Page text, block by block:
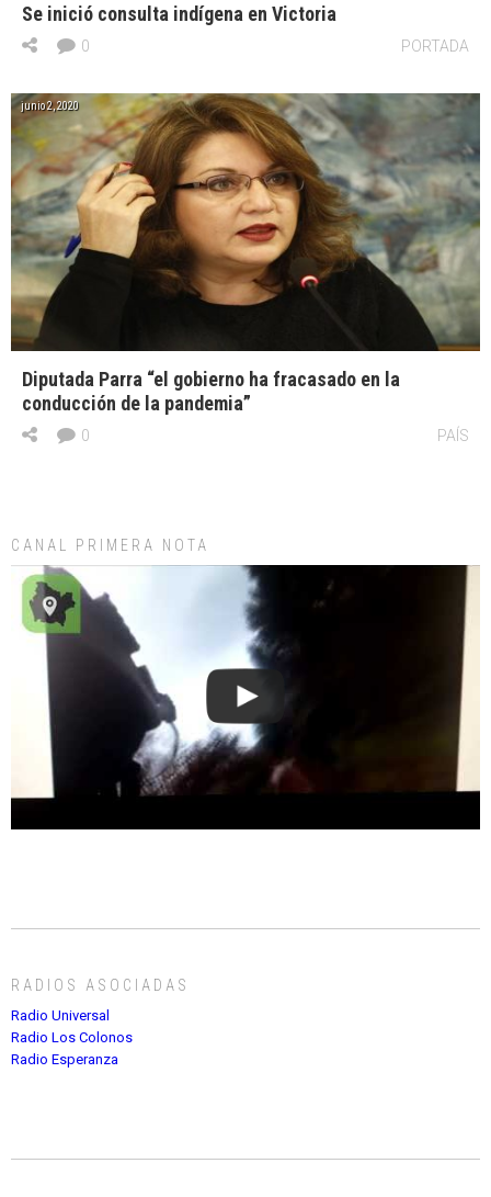
Se inició consulta indígena en Victoria
PORTADA
0
junio 2, 2020
Diputada Parra “el gobierno ha fracasado en la
conducción de la pandemia”
PAÍS
0
CANAL PRIMERA NOTA
RADIOS ASOCIADAS
Radio Universal
Radio Los Colonos
Radio Esperanza